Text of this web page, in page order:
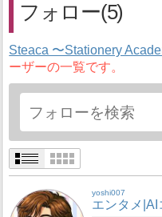
フォロー(5)
Steaca 〜Stationery
ーザーの一覧です。
yoshi007
エンタメ